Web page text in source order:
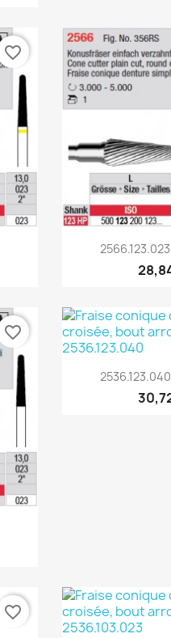
favorite_border

favorite_border

favorite_border